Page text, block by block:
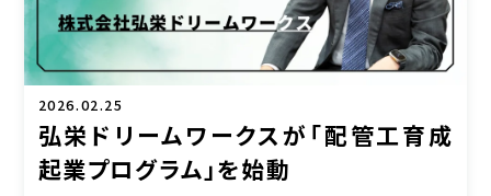
2026.02.25
弘栄ドリームワークスが「配管工育成
起業プログラム」を始動